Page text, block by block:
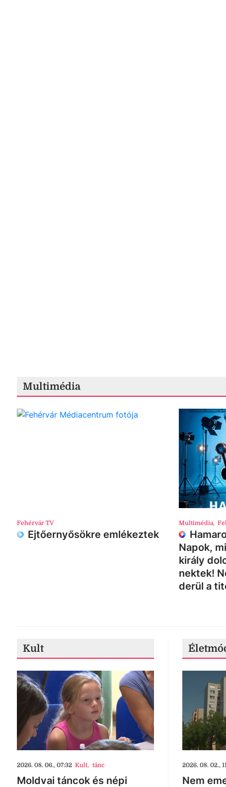
Multimédia
Fehérvár TV
Ejtőernyősökre emlékeztek
Multimédia,
Napok,
király
nektek!
derül a
Kult
2026. 08. 06., 07:32 Kult, tánc
Moldvai táncok és népi
2026. 08. 02.,
Nem